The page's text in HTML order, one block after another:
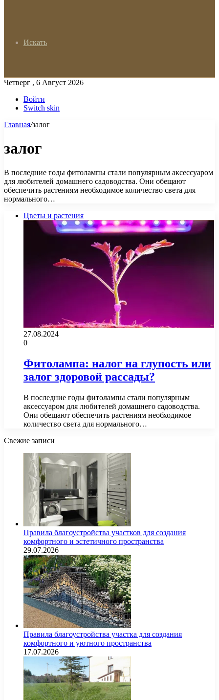
Искать
Четверг , 6 Август 2026
Войти
Switch skin
Главная/залог
залог
В последние годы фитолампы стали популярным аксессуаром
для любителей домашнего садоводства. Они обещают
обеспечить растениям необходимое количество света для
нормального…
Цветы и растения
27.08.2024
0
Фитолампа: налог на глупость или
залог здоровой рассады?
В последние годы фитолампы стали популярным
аксессуаром для любителей домашнего садоводства.
Они обещают обеспечить растениям необходимое
количество света для нормального…
Свежие записи
Правила благоустройства участков для создания
комфортного и эстетичного пространства
29.07.2026
Правила благоустройства участка для создания
комфортного и уютного пространства
17.07.2026